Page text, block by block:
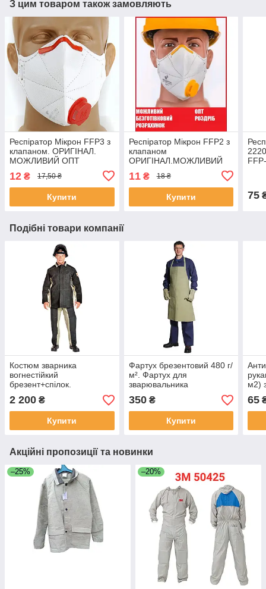
З цим товаром також замовляють
Респіратор Мікрон FFP3 з
клапаном. ОРИГІНАЛ.
МОЖЛИВИЙ ОПТ
12 ₴ 17,50 ₴
Купити
Респіратор Мікрон FFP2 з
клапаном
ОРИГІНАЛ.МОЖЛИВИЙ
11₴ 18 ₴
Купити 75
Подібні товари компанії
Костюм зварника
вогнестійкий
брезент+спілок.
2 200 ₴
Купити
Фартух брезентовий 480 г/
м². Фартух для
зварювальника
350₴
Купити
м2)
65
Акційні пропозиції та новинки
–25% –20%